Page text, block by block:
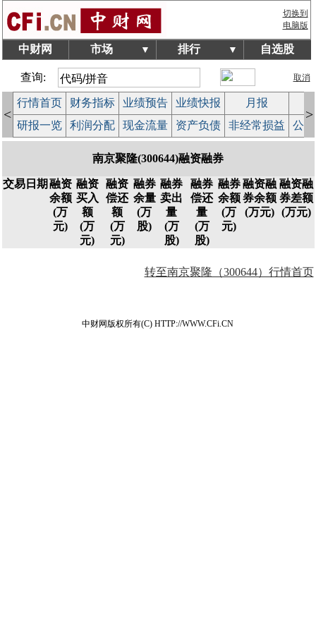
切换到
电脑版
中财网 市场 ▼ 排行 ▼ 自选股
查询: 取消
<
行情首页 财务指标 业绩预告 业绩快报 月报
研报一览
利润分配 现金流量 资产负债 非经常损益 公
>
南京聚隆(300644)融资融券
交易日期 融资
余额
(万
元)
融资
买入
额
(万
元)
融资
偿还
额
(万
元)
融券
余量
(万
股)
融券
卖出
量
(万
股)
融券
偿还
量
(万
股)
融券
余额
(万
元)
融资融
券余额
(万元)
融资融
券差额
(万元)
转至南京聚隆（300644）行情首页
中财网版权所有(C) HTTP://WWW.CFi.CN